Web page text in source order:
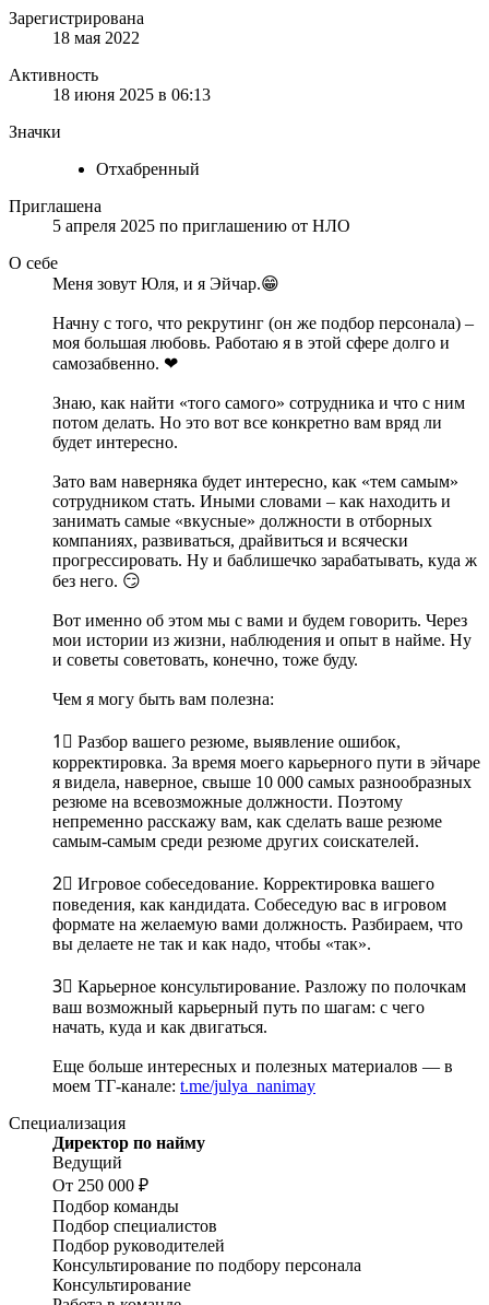
Зарегистрирована
18 мая 2022
Активность
18 июня 2025 в 06:13
Значки
Отхабренный
Приглашена
5 апреля 2025 по приглашению от НЛО
О себе
Меня зовут Юля, и я Эйчар.😁
Начну с того, что рекрутинг (он же подбор персонала) –
моя большая любовь. Работаю я в этой сфере долго и
самозабвенно. ❤
Знаю, как найти «того самого» сотрудника и что с ним
потом делать. Но это вот все конкретно вам вряд ли
будет интересно.
Зато вам наверняка будет интересно, как «тем самым»
сотрудником стать. Иными словами – как находить и
занимать самые «вкусные» должности в отборных
компаниях, развиваться, драйвиться и всячески
прогрессировать. Ну и баблишечко зарабатывать, куда ж
без него. 😏
Вот именно об этом мы с вами и будем говорить. Через
мои истории из жизни, наблюдения и опыт в найме. Ну
и советы советовать, конечно, тоже буду.
Чем я могу быть вам полезна:
1⃣ Разбор вашего резюме, выявление ошибок,
корректировка. За время моего карьерного пути в эйчаре
я видела, наверное, свыше 10 000 самых разнообразных
резюме на всевозможные должности. Поэтому
непременно расскажу вам, как сделать ваше резюме
самым-самым среди резюме других соискателей.
2⃣ Игровое собеседование. Корректировка вашего
поведения, как кандидата. Собеседую вас в игровом
формате на желаемую вами должность. Разбираем, что
вы делаете не так и как надо, чтобы «так».
3⃣ Карьерное консультирование. Разложу по полочкам
ваш возможный карьерный путь по шагам: с чего
начать, куда и как двигаться.
Еще больше интересных и полезных материалов — в
моем ТГ-канале: t.me/julya_nanimay
Специализация
Директор по найму
Ведущий
От 250 000 ₽
Подбор команды
Подбор специалистов
Подбор руководителей
Консультирование по подбору персонала
Консультирование